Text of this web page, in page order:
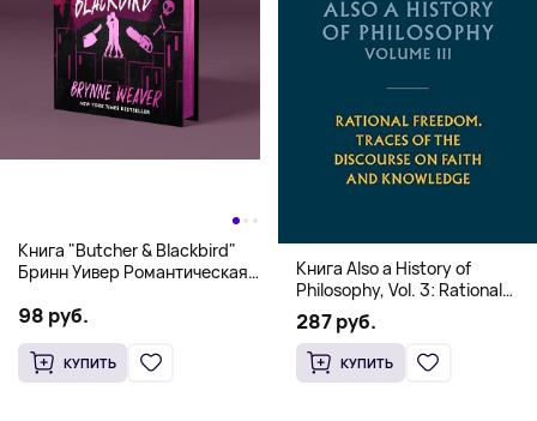
Книга "Butcher & Blackbird"
Бринн Уивер Романтическая
(18+)
98 руб.
КУПИТЬ
Книга Also a History of
Philosophy, Vol. 3: Rational
Freedom. Traces of the
Discourse on Faith and
Knowledge (Твердый
переплет)
287 руб.
КУПИТЬ